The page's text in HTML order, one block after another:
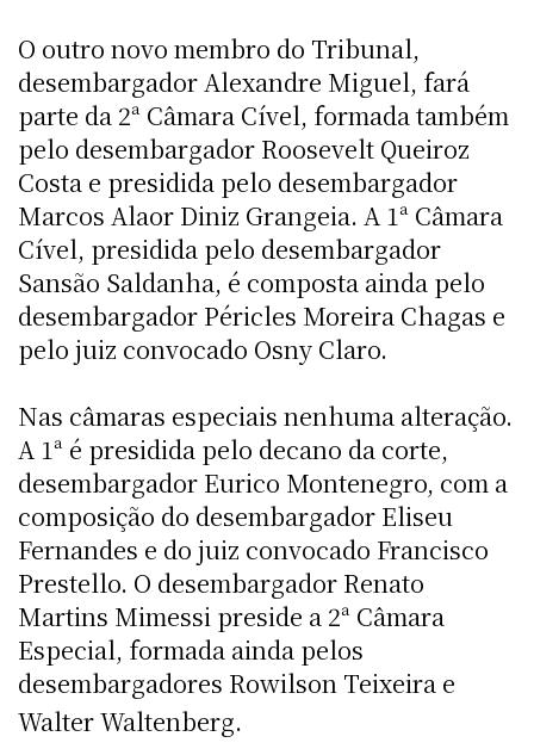
O outro novo membro do Tribunal,
desembargador Alexandre Miguel, fará
parte da 2ª Câmara Cível, formada também
pelo desembargador Roosevelt Queiroz
Costa e presidida pelo desembargador
Marcos Alaor Diniz Grangeia. A 1ª Câmara
Cível, presidida pelo desembargador
Sansão Saldanha, é composta ainda pelo
desembargador Péricles Moreira Chagas e
pelo juiz convocado Osny Claro.
Nas câmaras especiais nenhuma alteração.
A 1ª é presidida pelo decano da corte,
desembargador Eurico Montenegro, com a
composição do desembargador Eliseu
Fernandes e do juiz convocado Francisco
Prestello. O desembargador Renato
Martins Mimessi preside a 2ª Câmara
Especial, formada ainda pelos
desembargadores Rowilson Teixeira e
Walter Waltenberg.